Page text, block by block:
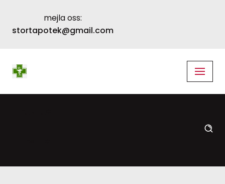
Skip
mejla oss:
stortapotek@gmail.com